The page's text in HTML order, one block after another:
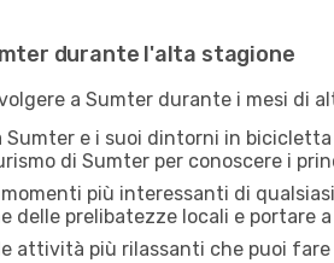
durante l'alta stagione
a Sumter durante i mesi di
Sumter e i suoi dintorni in
di Sumter per conoscere i
più interessanti di
delle prelibatezze locali e portare
attività più rilassanti che puoi